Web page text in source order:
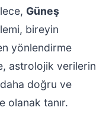
Güneş
bireyin
yönlendirme
astrolojik verilerin
doğru ve
olanak tanır.